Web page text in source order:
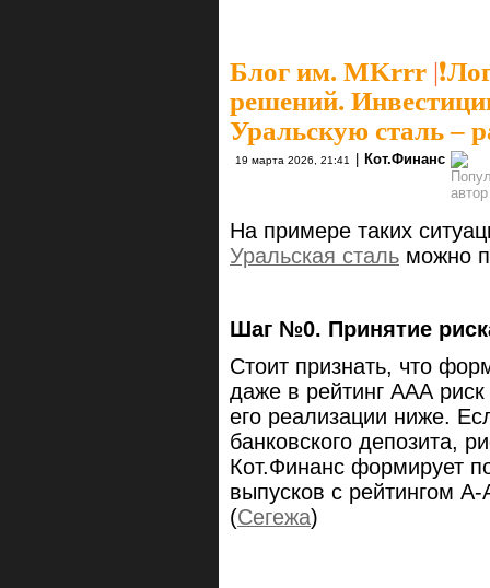
Блог им. MKrrr |
решений.
Уральскую сталь –
19 марта 2026, 21:41 Кот.Финанс
На примере таких
Уральская сталь можно
Шаг №0. Принятие
Стоит признать, что
даже в рейтинг ААА
его реализации ниже.
банковского депозита,
Кот.Финанс формирует
выпусков с рейтингом
(Сегежа)